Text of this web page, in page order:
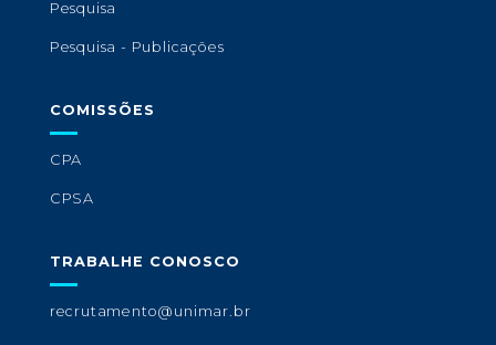
Pesquisa
Pesquisa - Publicações
COMISSÕES
CPA
CPSA
TRABALHE CONOSCO
recrutamento@unimar.br